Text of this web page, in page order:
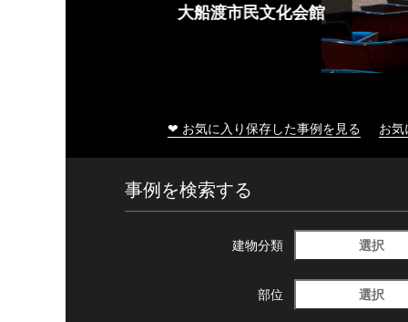
大船渡市民文化会館
❤ お気に入り保存した事例を見る お
事例を検索する
建物分類 選択
部位 選択